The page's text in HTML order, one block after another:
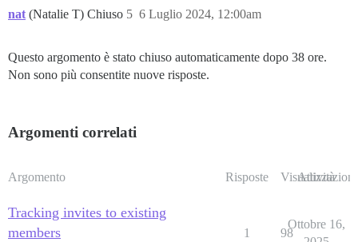
nat (Natalie T) Chiuso 6 Luglio 2024, 12:00am
5
Questo argomento è stato chiuso automaticamente dopo 38 ore.
Non sono più consentite nuove risposte.
Argomenti correlati
Argomento Risposte Visualizzazioni
Attività
Tracking invites to existing
members
1 98
Ottobre 16,